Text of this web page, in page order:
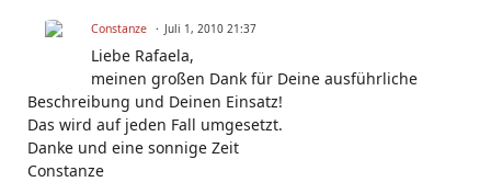
Constanze Juli 1, 2010 21:37
Liebe Rafaela,
meinen großen Dank für Deine ausführliche
Beschreibung und Deinen Einsatz!
Das wird auf jeden Fall umgesetzt.
Danke und eine sonnige Zeit
Constanze